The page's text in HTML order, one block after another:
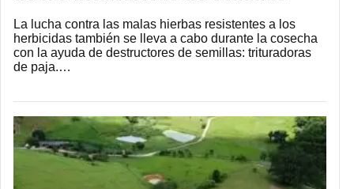
La lucha contra las malas hierbas resistentes a los
herbicidas también se lleva a cabo durante la cosecha
con la ayuda de destructores de semillas: trituradoras
de paja.…